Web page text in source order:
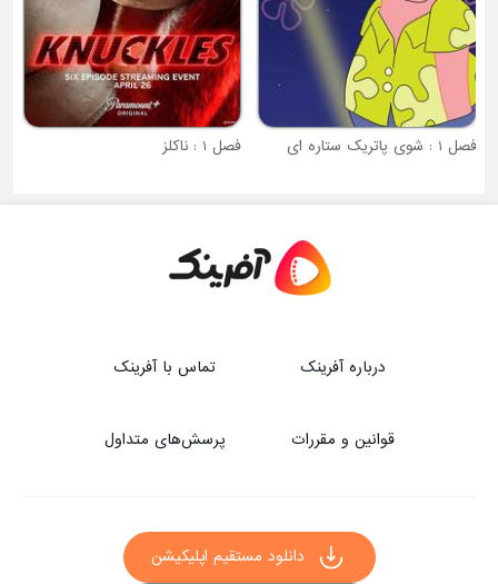
فصل 1 : شوی پاتریک ستاره ای فصل 1 : ناکلز
درباره آفرینک تماس با آفرینک
قوانین و مقررات پرسش‌های متداول
دانلود مستقیم اپلیکیشن